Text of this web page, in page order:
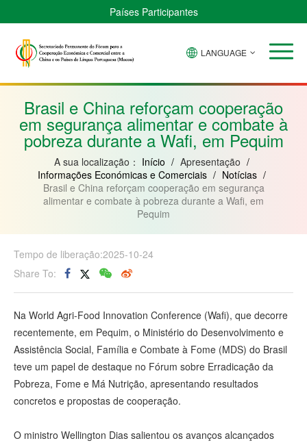
Países Participantes
Verde
Bissau
Guiné
Moçambique
LANGUAGE
Brasil e China reforçam cooperação
em segurança alimentar e combate à
pobreza durante a Wafi, em Pequim
A sua localização： Início / Apresentação /
Informações Económicas e Comerciais / Notícias /
Brasil e China reforçam cooperação em segurança
alimentar e combate à pobreza durante a Wafi, em
Pequim
Tempo de liberação:2025-10-24
Share To:
Na World Agri-Food Innovation Conference (Wafi), que decorre
recentemente, em Pequim, o Ministério do Desenvolvimento e
Assistência Social, Família e Combate à Fome (MDS) do Brasil
teve um papel de destaque no Fórum sobre Erradicação da
Pobreza, Fome e Má Nutrição, apresentando resultados
concretos e propostas de cooperação.
O ministro Wellington Dias salientou os avanços alcançados